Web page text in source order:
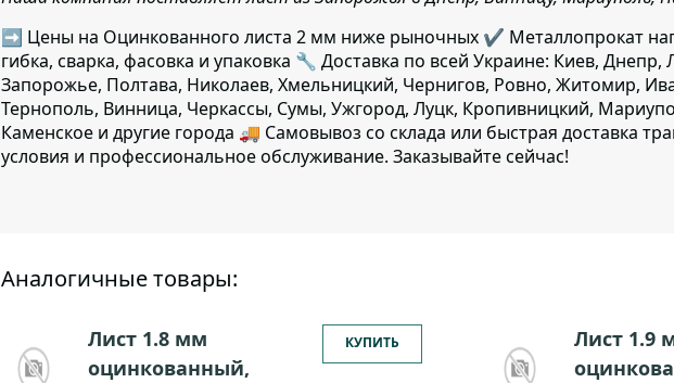
➡ Цены на Оцинкованного листа 2 мм ниже рыночных ✔️ Металлопрокат
гибка, сварка, фасовка и упаковка 🔧 Доставка по всей Украине: Киев, Днепр,
Запорожье, Полтава, Николаев, Хмельницкий, Чернигов, Ровно, Житомир,
Тернополь, Винница, Черкассы, Сумы, Ужгород, Луцк, Кропивницкий,
Каменское и другие города 🚚 Самовывоз со склада или быстрая доставка
условия и профессиональное обслуживание. Заказывайте сейчас!
Аналогичные товары:
Лист 1.8 мм
оцинкованный,
КУПИТЬ
Лист 1.9